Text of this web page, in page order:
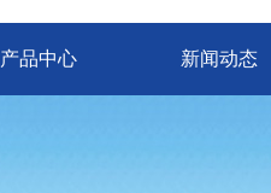
产品中心 新闻动态